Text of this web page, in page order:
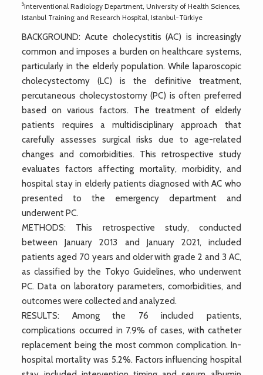
5Interventional Radiology Department, University of Health Sciences,
Istanbul Training and Research Hospital, Istanbul-Türkiye
BACKGROUND: Acute cholecystitis (AC) is increasingly
common and imposes a burden on healthcare systems,
particularly in the elderly population. While laparoscopic
cholecystectomy (LC) is the definitive treatment,
percutaneous cholecystostomy (PC) is often preferred
based on various factors. The treatment of elderly
patients requires a multidisciplinary approach that
carefully assesses surgical risks due to age-related
changes and comorbidities. This retrospective study
evaluates factors affecting mortality, morbidity, and
hospital stay in elderly patients diagnosed with AC who
presented to the emergency department and
underwent PC.
METHODS: This retrospective study, conducted
between January 2013 and January 2021, included
patients aged 70 years and older with grade 2 and 3 AC,
as classified by the Tokyo Guidelines, who underwent
PC. Data on laboratory parameters, comorbidities, and
outcomes were collected and analyzed.
RESULTS: Among the 76 included patients,
complications occurred in 7.9% of cases, with catheter
replacement being the most common complication. In-
hospital mortality was 5.2%. Factors influencing hospital